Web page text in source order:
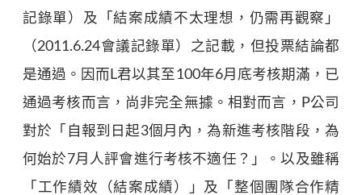
記錄單）及「結案成績不太理想，仍需再觀察」
（2011.6.24會議記錄單）之記載，但投票結論都
是通過。因而L君以其至100年6月底考核期滿，已
通過考核而言，尚非完全無據。相對而言，P公司
對於「自報到日起3個月內，為新進考核階段，為
何始於7月人評會進行考核不適任？」。以及雖稱
「工作績效（結案成績）」及「整個團隊合作精